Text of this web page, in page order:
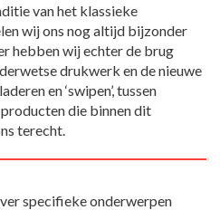
van het klassieke
wij ons nog altijd bijzonder
hebben wij echter de brug
drukwerk en de nieuwe
en ‘swipen’, tussen
die binnen dit
terecht.
specifieke onderwerpen